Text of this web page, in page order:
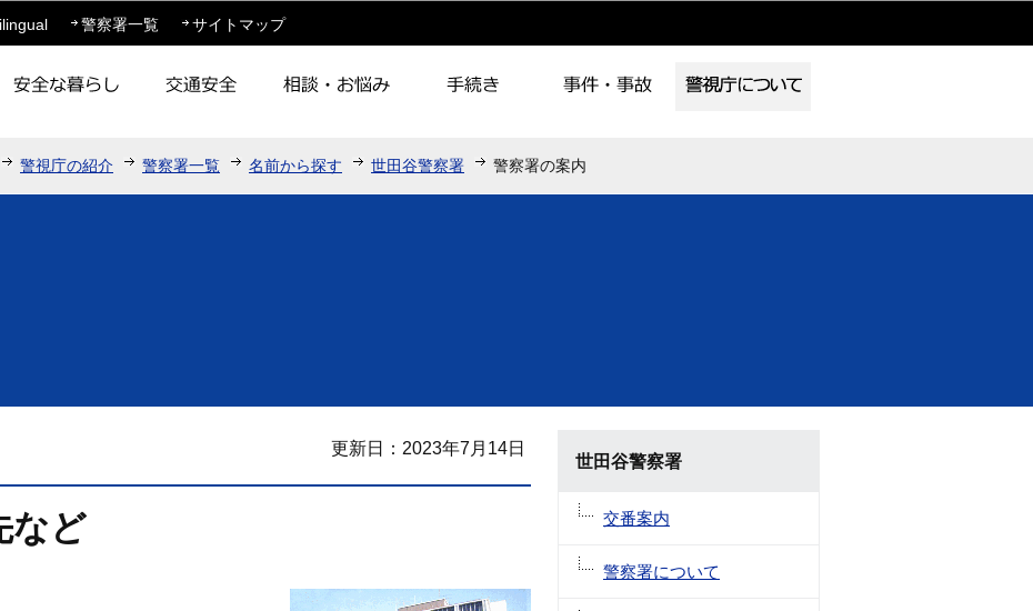
このページの本文へ移動
警察署一覧 サイトマップ
警視庁の紹介 警察署一覧 名前から探す 世田谷警察署 警察署の案内
更新日：2023年7月14日
など
世田谷警察署
交番案内
警察署について